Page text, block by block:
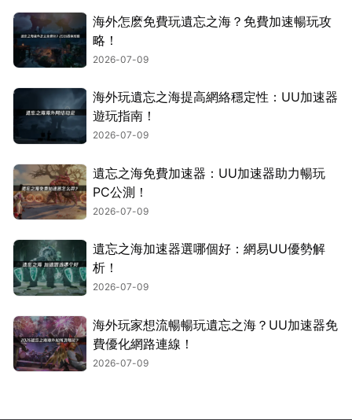
海外怎麽免費玩遺忘之海？免費加速暢玩攻
略！
2026-07-09
海外玩遺忘之海提高網絡穩定性：UU加速器
遊玩指南！
2026-07-09
遺忘之海免費加速器：UU加速器助力暢玩
PC公測！
2026-07-09
遺忘之海加速器選哪個好：網易UU優勢解
析！
2026-07-09
海外玩家想流暢暢玩遺忘之海？UU加速器免
費優化網路連線！
2026-07-09